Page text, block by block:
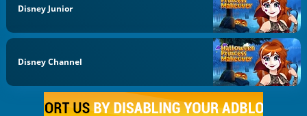
Disney Junior
Disney Channel